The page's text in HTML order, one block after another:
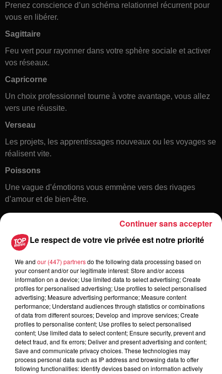
Prenez conscience d’un schéma relationnel récurrent pour
vous en libérer.
Sagittaire
Feu vert pour rayonner dans votre sphère sociale et activer
vos réseaux.
Capricorne
Un choix professionnel tourne à votre avantage, vous allez
vers une réussite.
Verseau
Les projets, les apprentissages nouveaux ou les voyages se
réalisent vite.
Poissons
Une vague d’émotions vous emmène vers des rivages
d’amour et de bien-être.
Toute l'actu
6h38
Les sentiers poussettes de la Vallée
de Villé
Le respect de votre vie privée est notre priorité
We and our (447) partnersdo the following data processing based on
your consent and/or our legitimate interest: Store and/or access
information on a device; Use limited data to select advertising; Create
profiles for personalised advertising; Use profiles to select personalised
advertising; Measure advertising performance; Measure content
performance; Understand audiences through statistics or combinations
of data from different sources; Develop and improve services; Create
profiles to personalise content; Use profiles to select personalised
content; Use limited data to select content; Ensure security, prevent and
detect fraud, and fix errors; Deliver and present advertising and content;
Save and communicate privacy choices. These technologies may
process personal data such as IP address and browsing data to offer
following functionalities: Identify devices based on information actively
Continuer sans accepter